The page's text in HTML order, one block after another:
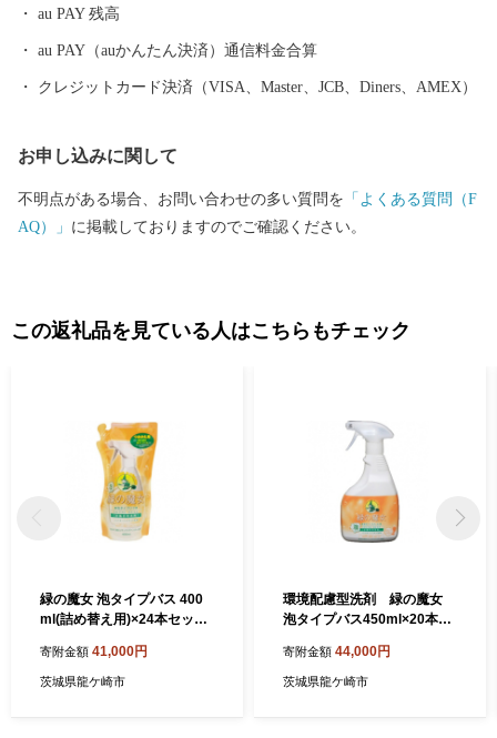
au PAY 残高
au PAY（auかんたん決済）通信料金合算
クレジットカード決済（VISA、Master、JCB、Diners、AMEX）
お申し込みに関して
不明点がある場合、お問い合わせの多い質問を 「よくある質問（F
AQ）」 に掲載しておりますのでご確認ください。
この返礼品を見ている人はこちらもチェック
緑の魔女 泡タイプバス 400
ml(詰め替え用)×24本セット |
槽 湯あか 大容量 1万件以上
の口コミ 世界中で愛される
寄附金額 41,000円
茨城県龍ケ崎市
環境配慮型洗剤 緑の魔女
泡タイプバス450ml×20本セ
ス用 浴槽 湯あか 大容量 1万
件以上の口コミ 世界中で愛
寄附金額 44,000円
茨城県龍ケ崎市